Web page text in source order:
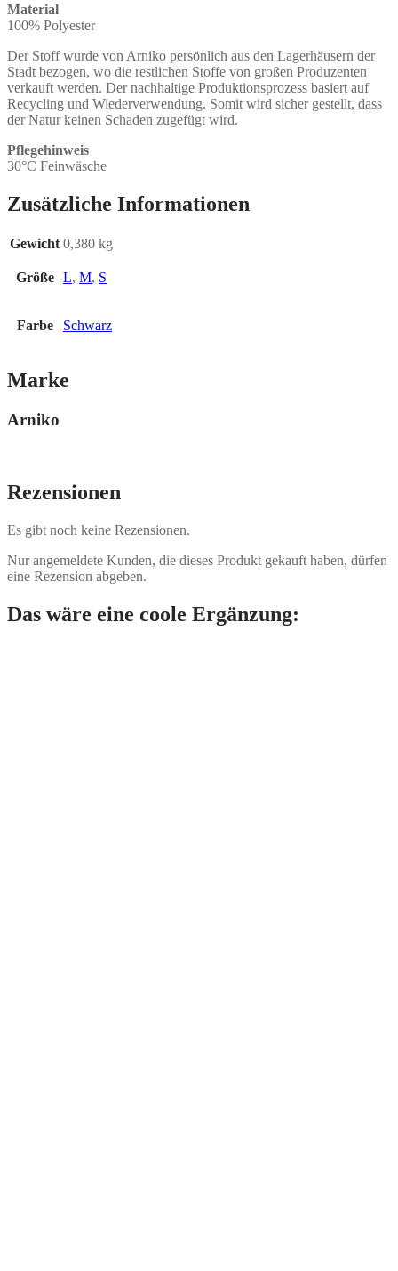
Material
100% Polyester
Der Stoff wurde von Arniko persönlich aus den Lagerhäusern der
Stadt bezogen, wo die restlichen Stoffe von großen Produzenten
verkauft werden. Der nachhaltige Produktionsprozess basiert auf
Recycling und Wiederverwendung. Somit wird sicher gestellt, dass
der Natur keinen Schaden zugefügt wird.
Pflegehinweis
30°C Feinwäsche
Zusätzliche Informationen
Gewicht 0,380 kg
Größe L, M, S
Farbe Schwarz
Marke
Arniko
Rezensionen
Es gibt noch keine Rezensionen.
Nur angemeldete Kunden, die dieses Produkt gekauft haben, dürfen
eine Rezension abgeben.
Das wäre eine coole Ergänzung: